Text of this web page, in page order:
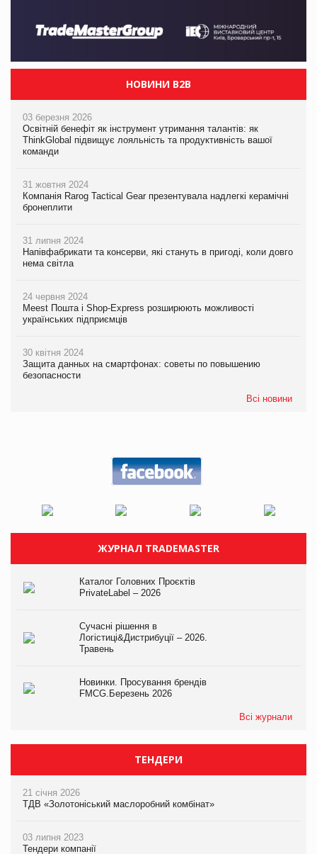
НОВИНИ B2B
03 березня 2026
Освітній бенефіт як інструмент утримання талантів: як
ThinkGlobal підвищує лояльність та продуктивність вашої
команди
31 жовтня 2024
Компанія Rarog Tactical Gear презентувала надлегкі керамічні
бронеплити
31 липня 2024
Напівфабрикати та консерви, які стануть в пригоді, коли довго
нема світла
24 червня 2024
Meest Пошта і Shop-Express розширюють можливості
українських підприємців
30 квітня 2024
Защита данных на смартфонах: советы по повышению
безопасности
Всі новини
ЖУРНАЛ TRADEMASTER
Каталог Головних Проєктів
PrivateLabel – 2026
Сучасні рішення в
Логістиці&Дистрибуції – 2026.
Травень
Новинки. Просування брендів
FMCG.Березень 2026
Всі журнали
ТЕНДЕРИ
21 січня 2026
ТДВ «Золотоніський маслоробний комбінат»
03 липня 2023
Тендери компанії